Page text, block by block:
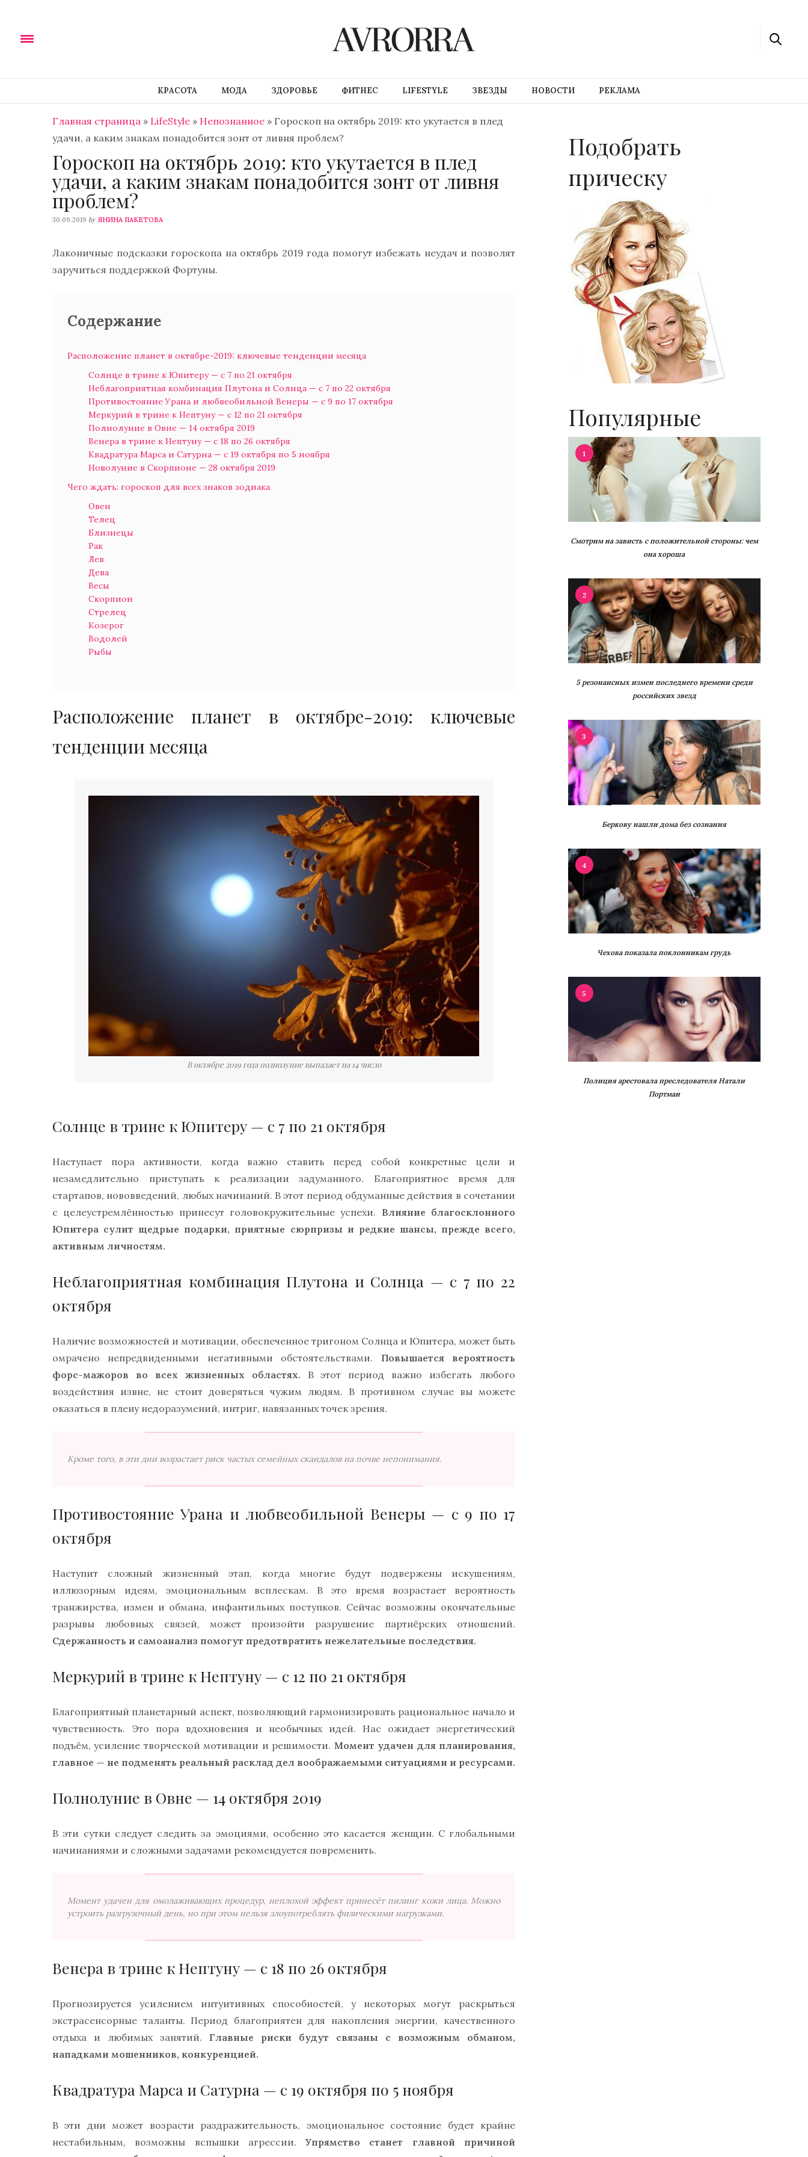
КРАСОТА МОДА ЗДОРОВЬЕ ФИТНЕС LIFESTYLE ЗВЕЗДЫ НОВОСТИ РЕКЛАМА
Главная страница » LifeStyle » Непознанное » Гороскоп на октябрь 2019: кто укутается в плед
удачи, а каким знакам понадобится зонт от ливня проблем?
Гороскоп на октябрь 2019: кто укутается в плед
удачи, а каким знакам понадобится зонт от ливня
проблем?
30.09.2019 by ЯНИНА ПАКЕТОВА
Лаконичные подсказки гороскопа на октябрь 2019 года помогут избежать неудач и позволят
заручиться поддержкой Фортуны.
Содержание
Расположение планет в октябре-2019: ключевые тенденции месяца
Солнце в трине к Юпитеру — с 7 по 21 октября
Неблагоприятная комбинация Плутона и Солнца — с 7 по 22 октября
Противостояние Урана и любвеобильной Венеры — с 9 по 17 октября
Меркурий в трине к Нептуну — с 12 по 21 октября
Полнолуние в Овне — 14 октября 2019
Венера в трине к Нептуну — с 18 по 26 октября
Квадратура Марса и Сатурна — с 19 октября по 5 ноября
Новолуние в Скорпионе — 28 октября 2019
Чего ждать: гороскоп для всех знаков зодиака
Овен
Телец
Близнецы
Рак
Лев
Дева
Весы
Скорпион
Стрелец
Козерог
Водолей
Рыбы
Расположение планет в октябре-2019: ключевые
тенденции месяца
В октябре 2019 года полнолуние выпадает на 14 число
Солнце в трине к Юпитеру — с 7 по 21 октября
Наступает пора активности, когда важно ставить перед собой конкретные цели и
незамедлительно приступать к реализации задуманного. Благоприятное время для
стартапов, нововведений, любых начинаний. В этот период обдуманные действия в сочетании
с целеустремлённостью принесут головокружительные успехи. Влияние благосклонного
Юпитера сулит щедрые подарки, приятные сюрпризы и редкие шансы, прежде всего,
активным личностям.
Неблагоприятная комбинация Плутона и Солнца — с 7 по 22
октября
Наличие возможностей и мотивации, обеспеченное тригоном Солнца и Юпитера, может быть
омрачено непредвиденными негативными обстоятельствами. Повышается вероятность
форс-мажоров во всех жизненных областях. В этот период важно избегать любого
воздействия извне, не стоит доверяться чужим людям. В противном случае вы можете
оказаться в плену недоразумений, интриг, навязанных точек зрения.
Кроме того, в эти дни возрастает риск частых семейных скандалов на почве непонимания.
Противостояние Урана и любвеобильной Венеры — с 9 по 17
октября
Наступит сложный жизненный этап, когда многие будут подвержены искушениям,
иллюзорным идеям, эмоциональным всплескам. В это время возрастает вероятность
транжирства, измен и обмана, инфантильных поступков. Сейчас возможны окончательные
разрывы любовных связей, может произойти разрушение партнёрских отношений.
Сдержанность и самоанализ помогут предотвратить нежелательные последствия.
Меркурий в трине к Нептуну — с 12 по 21 октября
Благоприятный планетарный аспект, позволяющий гармонизировать рациональное начало и
чувственность. Это пора вдохновения и необычных идей. Нас ожидает энергетический
подъём, усиление творческой мотивации и решимости. Момент удачен для планирования,
главное — не подменять реальный расклад дел воображаемыми ситуациями и ресурсами.
Полнолуние в Овне — 14 октября 2019
В эти сутки следует следить за эмоциями, особенно это касается женщин. С глобальными
начинаниями и сложными задачами рекомендуется повременить.
Момент удачен для омолаживающих процедур, неплохой эффект принесёт пилинг кожи лица. Можно
устроить разгрузочный день, но при этом нельзя злоупотреблять физическими нагрузками.
Венера в трине к Нептуну — с 18 по 26 октября
Прогнозируется усилением интуитивных способностей, у некоторых могут раскрыться
экстрасенсорные таланты. Период благоприятен для накопления энергии, качественного
отдыха и любимых занятий. Главные риски будут связаны с возможным обманом,
нападками мошенников, конкуренцией.
Квадратура Марса и Сатурна — с 19 октября по 5 ноября
В эти дни может возрасти раздражительность, эмоциональное состояние будет крайне
нестабильным, возможны вспышки агрессии.Упрямство станет главной причиной
Подобрать
прическу
Популярные
1
Смотрим на зависть с положительной стороны: чем
она хороша
2
5 резонансных измен последнего времени среди
российских звезд
3
Беркову нашли дома без сознания
4
Чехова показала поклонникам грудь
5
Полиция арестовала преследователя Натали
Портман